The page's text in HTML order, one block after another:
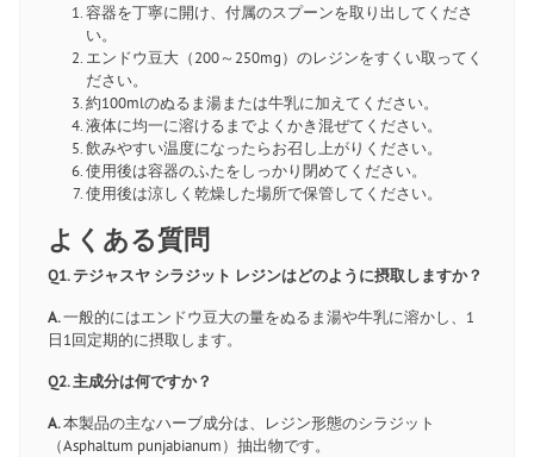
容器を丁寧に開け、付属のスプーンを取り出してくださ
い。
エンドウ豆大（200～250mg）のレジンをすくい取ってく
ださい。
約100mlのぬるま湯または牛乳に加えてください。
液体に均一に溶けるまでよくかき混ぜてください。
飲みやすい温度になったらお召し上がりください。
使用後は容器のふたをしっかり閉めてください。
使用後は涼しく乾燥した場所で保管してください。
よくある質問
Q1. テジャスヤ シラジット レジンはどのように摂取しますか？
A.一般的にはエンドウ豆大の量をぬるま湯や牛乳に溶かし、1
日1回定期的に摂取します。
Q2. 主成分は何ですか？
A.本製品の主なハーブ成分は、レジン形態のシラジット
（Asphaltum punjabianum）抽出物です。